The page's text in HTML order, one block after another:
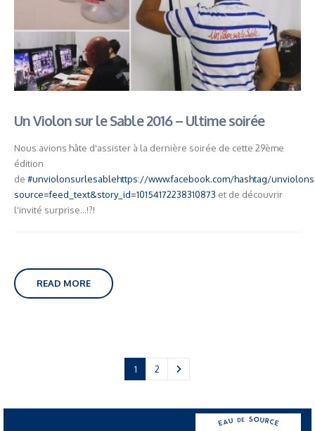
Un Violon sur le Sable 2016 – Ultime soirée
Nous avions hâte d'assister à la dernière soirée de cette 29ème
édition
de #‎unviolonsurlesablehttps://www.facebook.com/hashtag/
source=feed_text&story_id=10154172238310873 et de découvrir
l'invité surprise...!?!
READ MORE
1 2